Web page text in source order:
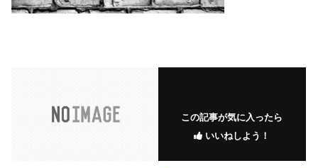
この記事が気に入ったら
いいねしよう！